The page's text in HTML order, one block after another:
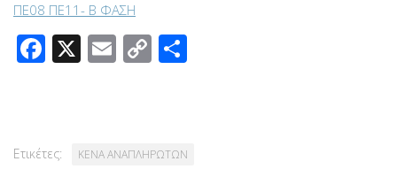
ΠΕ08 ΠΕ11- Β ΦΑΣΗ
Facebook
X Email
Copy
Ετικέτες: ΚΕΝΑ ΑΝΑΠΛΗΡΩΤΩΝ